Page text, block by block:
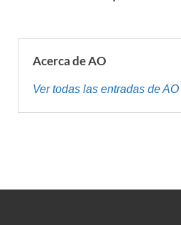
Acerca de AO
Ver todas las entradas de